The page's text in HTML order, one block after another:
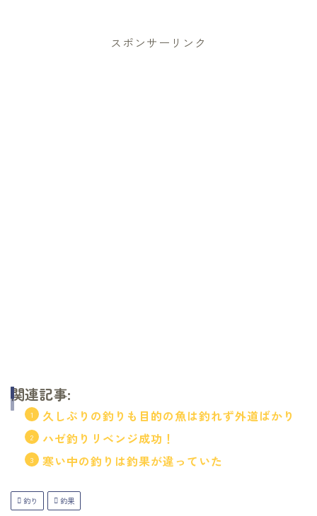
スポンサーリンク
関連記事:
久しぶりの釣りも目的の魚は釣れず外道ばかり
ハゼ釣りリベンジ成功！
寒い中の釣りは釣果が違っていた
釣り 釣果